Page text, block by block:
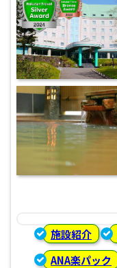
施設紹介
ANA楽パック